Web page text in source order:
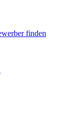
finden